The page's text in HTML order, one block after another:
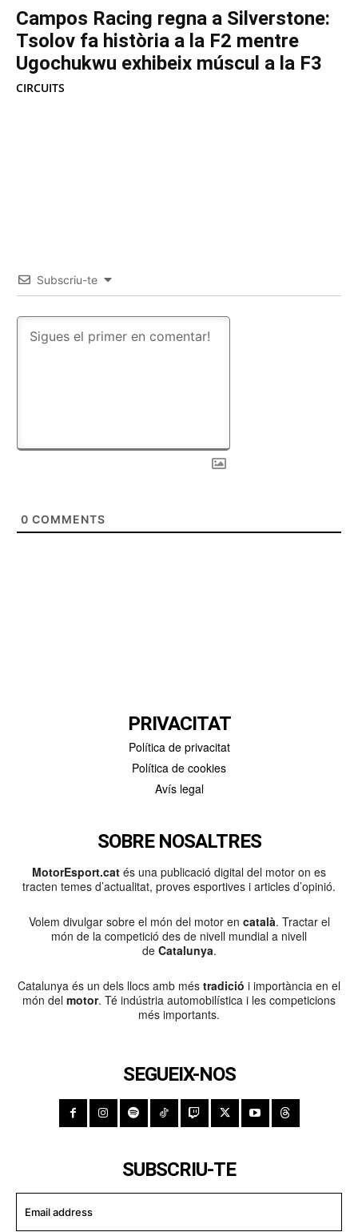
Campos Racing regna a Silverstone:
Tsolov fa història a la F2 mentre
Ugochukwu exhibeix múscul a la F3
CIRCUITS
Subscriu-te
0 COMMENTS
PRIVACITAT
Política de privacitat
Política de cookies
Avís legal
SOBRE NOSALTRES
MotorEsport.cat és una publicació digital del motor on es
tracten temes d’actualitat, proves esportives i articles d’opinió.
Volem divulgar sobre el món del motor en català. Tractar el
món de la competició des de nivell mundial a nivell
de Catalunya.
Catalunya és un dels llocs amb més tradició i importància en el
món del motor. Té indústria automobilística i les competicions
més importants.
SEGUEIX-NOS
SUBSCRIU-TE